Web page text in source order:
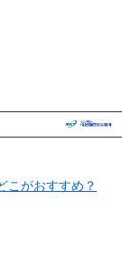
こがおすすめ？